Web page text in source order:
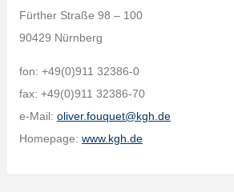
Fürther Straße 98 – 100
90429 Nürnberg
fon: +49(0)911 32386-0
fax: +49(0)911 32386-70
e-Mail: oliver.fouquet@kgh.de
Homepage: www.kgh.de